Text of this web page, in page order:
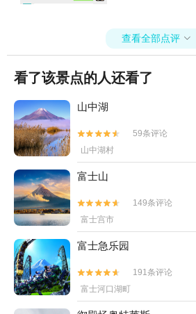
查看全部点评 
看了该景点的人还看了
山中湖


59条评论
山中湖村
富士山


149条评论
富士宫市
富士急乐园


191条评论
富士河口湖町